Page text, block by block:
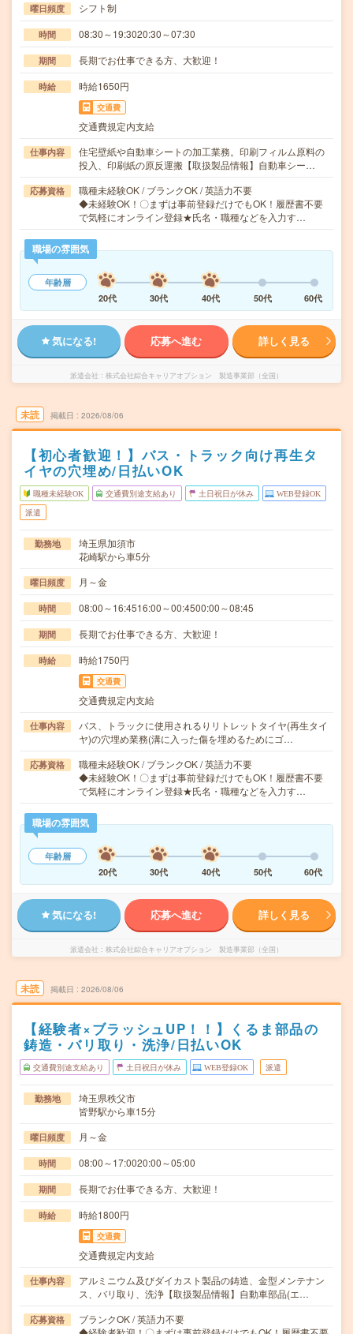
曜日頻度 シフト制
時間 08:30～19:3020:30～07:30
期間 長期でお仕事できる方、大歓迎！
時給 時給1650円
交通費
交通費規定内支給
仕事内容
住宅壁紙や自動車シートの加工業務。印刷フィルム原料の
投入、印刷紙の原反運搬【取扱製品情報】自動車シー…
応募資格
職種未経験OK / ブランクOK / 英語力不要
◆未経験OK！〇まずは事前登録だけでもOK！履歴書不要
で気軽にオンライン登録★氏名・職種などを入力す…
職場の雰囲気
年齢層
20代
30代 40代 50代 60代
気になる! 応募へ進む 詳しく見る
派遣会社 株式会社綜合キャリアオプション 製造事業部（全国）
未読 掲載日 2026/08/06
【初心者歓迎！】バス・トラック向け再生タ
イヤの穴埋め/日払いOK
職種未経験OK 交通費別途支給あり 土日祝日が休み WEB登録OK
派遣
勤務地
埼玉県加須市
花崎駅から車5分
曜日頻度 月～金
時間 08:00～16:4516:00～00:4500:00～08:45
期間 長期でお仕事できる方、大歓迎！
時給 時給1750円
交通費
交通費規定内支給
仕事内容
バス、トラックに使用されるりリトレットタイヤ(再生タイ
ヤ)の穴埋め業務(溝に入った傷を埋めるためにゴ…
応募資格
職種未経験OK / ブランクOK / 英語力不要
◆未経験OK！〇まずは事前登録だけでもOK！履歴書不要
で気軽にオンライン登録★氏名・職種などを入力す…
職場の雰囲気
年齢層
20代
30代 40代 50代 60代
気になる! 応募へ進む 詳しく見る
派遣会社 株式会社綜合キャリアオプション 製造事業部（全国）
未読 掲載日 2026/08/06
【経験者×ブラッシュUP！！】くるま部品の
鋳造・バリ取り・洗浄/日払いOK
交通費別途支給あり 土日祝日が休み WEB登録OK 派遣
勤務地
埼玉県秩父市
皆野駅から車15分
曜日頻度 月～金
時間 08:00～17:0020:00～05:00
期間 長期でお仕事できる方、大歓迎！
時給 時給1800円
交通費
交通費規定内支給
仕事内容
アルミニウム及びダイカスト製品の鋳造、金型メンテナン
ス、バリ取り、洗浄【取扱製品情報】自動車部品(エ…
応募資格
ブランクOK / 英語力不要